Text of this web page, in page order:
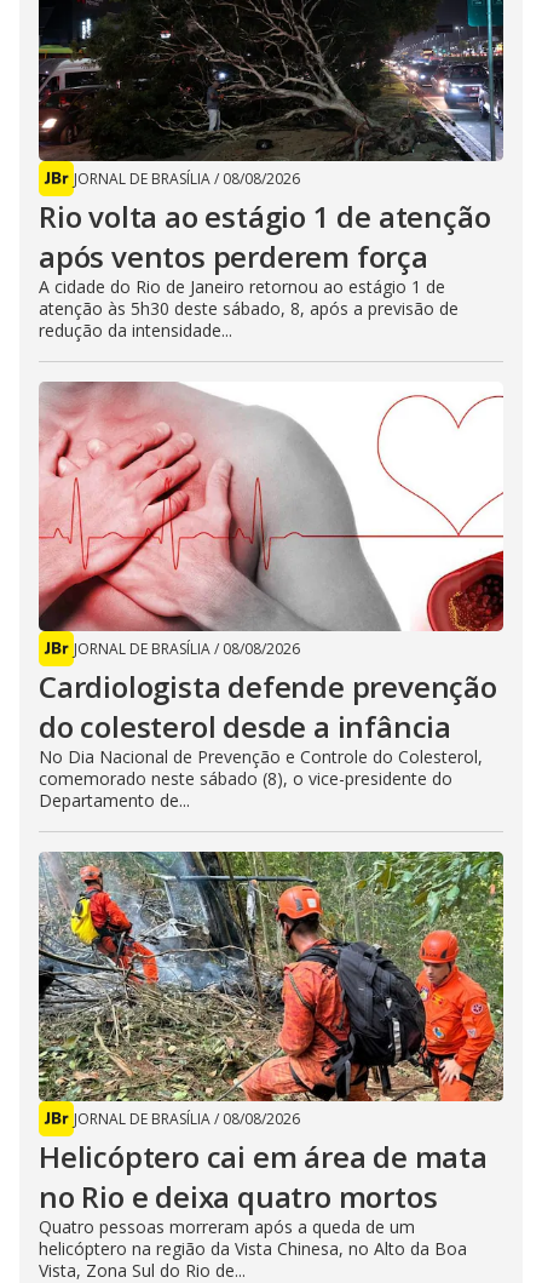
JORNAL DE BRASÍLIA/ 08/08/2026
Rio volta ao estágio 1 de atenção
após ventos perderem força
A cidade do Rio de Janeiro retornou ao estágio 1 de
atenção às 5h30 deste sábado, 8, após a previsão de
redução da intensidade...
JORNAL DE BRASÍLIA/ 08/08/2026
Cardiologista defende prevenção
do colesterol desde a infância
No Dia Nacional de Prevenção e Controle do Colesterol,
comemorado neste sábado (8), o vice-presidente do
Departamento de...
JORNAL DE BRASÍLIA/ 08/08/2026
Helicóptero cai em área de mata
no Rio e deixa quatro mortos
Quatro pessoas morreram após a queda de um
helicóptero na região da Vista Chinesa, no Alto da Boa
Vista, Zona Sul do Rio de...